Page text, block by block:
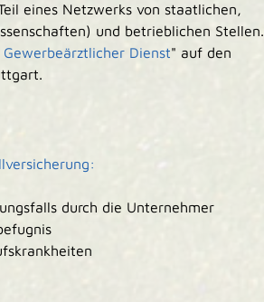
eines Netzwerks von staatlichen,
und betrieblichen Stellen.
Dienst" auf den
durch die Unternehmer